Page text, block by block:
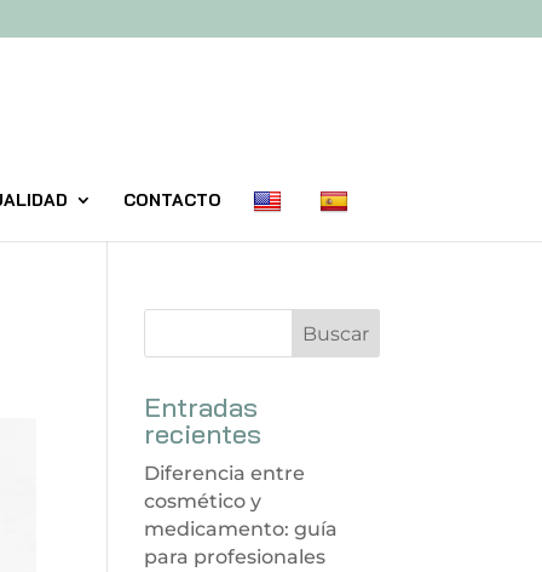
CONTACTO
Entradas
recientes
Diferencia entre
cosmético y
medicamento: guía
para profesionales